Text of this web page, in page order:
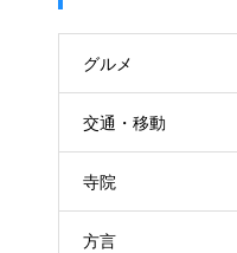
グルメ
交通・移動
寺院
方言